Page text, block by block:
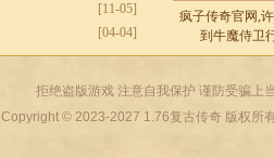
[11-05]
[04-04]
疯子传奇官网,
到牛魔侍卫
拒绝盗版游戏 注意自我保护 谨防受骗上
Copyright © 2023-2027 1.76复古传奇版权所